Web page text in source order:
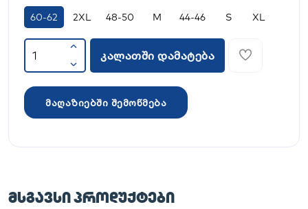
60-62 2XL 48-50 M 44-46 S XL
კალათში დამატება
მაღაზიებში შემოწმება
ᲛᲡᲒᲐᲕᲡᲘ ᲞᲠᲝᲓᲣᲥᲢᲔᲑᲘ